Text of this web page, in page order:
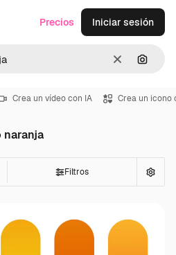
Borrar
Precios Iniciar sesión
Crea un vídeo con IA Crea un icono
naranja
Filtros